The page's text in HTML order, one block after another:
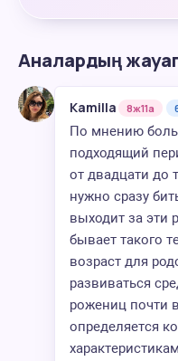
Аналардың
Kamilla 8ж11а
По мнению
подходящий
от двадцати до
нужно сразу
выходит за эти
бывает такого
возраст для
развиваться
рожениц почти
определяется